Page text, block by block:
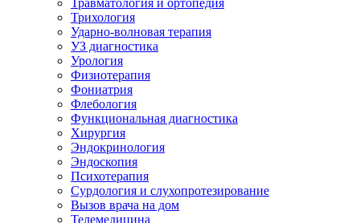
Травматология и ортопедия
Трихология
Ударно-волновая терапия
УЗ диагностика
Урология
Физиотерапия
Фониатрия
Флебология
Функциональная диагностика
Хирургия
Эндокринология
Эндоскопия
Психотерапия
Сурдология и слухопротезирование
Вызов врача на дом
Телемедицина